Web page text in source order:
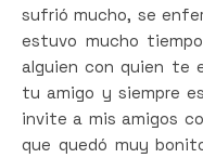
sufrió mucho, se
estuvo mucho
alguien con quien te
tu amigo y siempre
invite a mis amigos
que quedó muy